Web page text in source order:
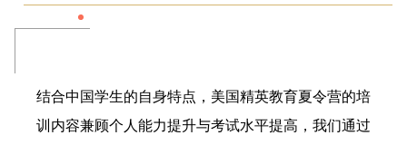
结合中国学生的自身特点，美国精英教育夏令营的培
训内容兼顾个人能力提升与考试水平提高，我们通过